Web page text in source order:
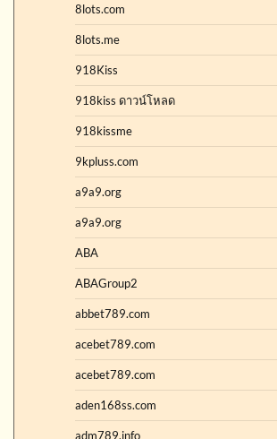
8lots.com
8lots.me
918Kiss
918kiss ดาวน์โหลด
918kissme
9kpluss.com
a9a9.org
a9a9.org
ABA
ABAGroup2
abbet789.com
acebet789.com
acebet789.com
aden168ss.com
adm789.info